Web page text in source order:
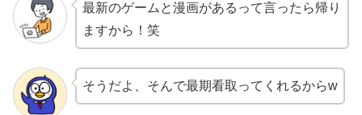
最新のゲームと漫画があるって言ったら帰り
ますから！笑
そうだよ、そんで最期看取ってくれるからw